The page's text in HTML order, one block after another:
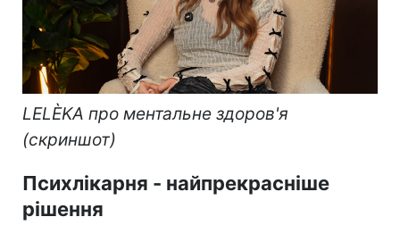
LELÈKA про ментальне здоров'я
(скриншот)
Психлікарня - найпрекрасніше
рішення